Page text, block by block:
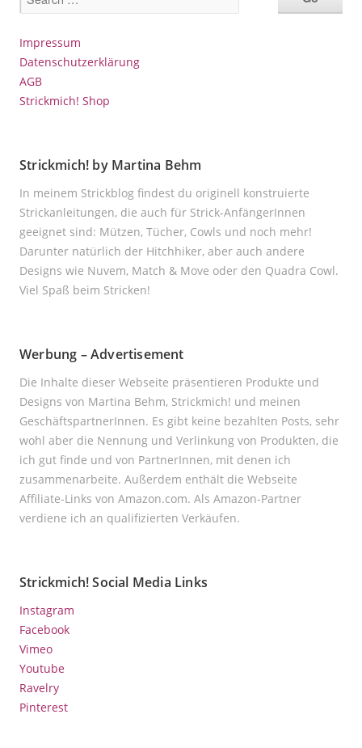
Impressum
Datenschutzerklärung
AGB
Strickmich! Shop
Strickmich! by Martina Behm
In meinem Strickblog findest du originell konstruierte
Strickanleitungen, die auch für Strick-AnfängerInnen
geeignet sind: Mützen, Tücher, Cowls und noch mehr!
Darunter natürlich der Hitchhiker, aber auch andere
Designs wie Nuvem, Match & Move oder den Quadra Cowl.
Viel Spaß beim Stricken!
Werbung – Advertisement
Die Inhalte dieser Webseite präsentieren Produkte und
Designs von Martina Behm, Strickmich! und meinen
GeschäftspartnerInnen. Es gibt keine bezahlten Posts, sehr
wohl aber die Nennung und Verlinkung von Produkten, die
ich gut finde und von PartnerInnen, mit denen ich
zusammenarbeite. Außerdem enthält die Webseite
Affiliate-Links von Amazon.com. Als Amazon-Partner
verdiene ich an qualifizierten Verkäufen.
Strickmich! Social Media Links
Instagram
Facebook
Vimeo
Youtube
Ravelry
Pinterest